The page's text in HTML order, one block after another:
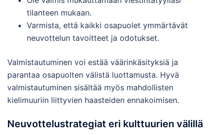
tilanteen mukaan.
Varmista, että kaikki osapuolet ymmärtävät
neuvottelun tavoitteet ja odotukset.
Valmistautuminen voi estää väärinkäsityksiä ja
parantaa osapuolten välistä luottamusta. Hyvä
valmistautuminen sisältää myös mahdollisten
kielimuuriin liittyvien haasteiden ennakoimisen.
Neuvottelustrategiat eri kulttuurien välillä